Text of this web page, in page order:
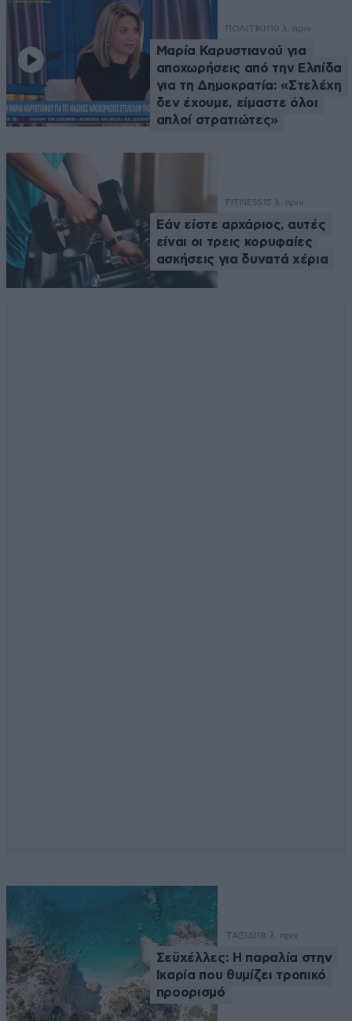
ΠΟΛΙΤΙΚΗ 10 λ. πριν
Μαρία Καρυστιανού για
αποχωρήσεις από την Ελπίδα
για τη Δημοκρατία: «Στελέχη
δεν έχουμε, είμαστε όλοι
απλοί στρατιώτες»
FITNESS 15 λ. πριν
Εάν είστε αρχάριος, αυτές
είναι οι τρεις κορυφαίες
ασκήσεις για δυνατά χέρια
ΤΑΞΙΔΙ 18 λ. πριν
Σεϋχέλλες: Η παραλία στην
Ικαρία που θυμίζει τροπικό
προορισμό